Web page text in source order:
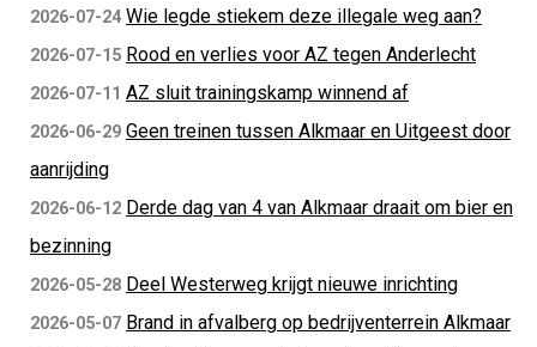
2026-07-24 Wie legde stiekem deze illegale weg aan?
2026-07-15 Rood en verlies voor AZ tegen Anderlecht
2026-07-11 AZ sluit trainingskamp winnend af
2026-06-29 Geen treinen tussen Alkmaar en Uitgeest door
aanrijding
2026-06-12 Derde dag van 4 van Alkmaar draait om bier en
bezinning
2026-05-28 Deel Westerweg krijgt nieuwe inrichting
2026-05-07 Brand in afvalberg op bedrijventerrein Alkmaar